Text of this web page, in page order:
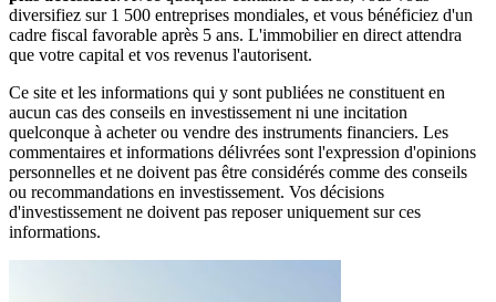
diversifiez sur 1 500 entreprises mondiales, et vous bénéficiez d'un
cadre fiscal favorable après 5 ans. L'immobilier en direct attendra
que votre capital et vos revenus l'autorisent.
Ce site et les informations qui y sont publiées ne constituent en
aucun cas des conseils en investissement ni une incitation
quelconque à acheter ou vendre des instruments financiers. Les
commentaires et informations délivrées sont l'expression d'opinions
personnelles et ne doivent pas être considérés comme des conseils
ou recommandations en investissement. Vos décisions
d'investissement ne doivent pas reposer uniquement sur ces
informations.